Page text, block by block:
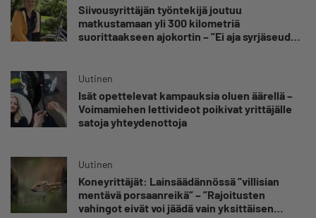
Siivousyrittäjän työntekijä joutuu
matkustamaan yli 300 kilometriä
suorittaakseen ajokortin – ”Ei aja syrjäseudun
Uutinen
Isät opettelevat kampauksia oluen äärellä –
Voimamiehen lettivideot poikivat yrittäjälle
satoja yhteydenottoja
Uutinen
Koneyrittäjät: Lainsäädännössä ”villisian
mentävä porsaanreikä” – ”Rajoitusten
vahingot eivät voi jäädä vain yksittäisen